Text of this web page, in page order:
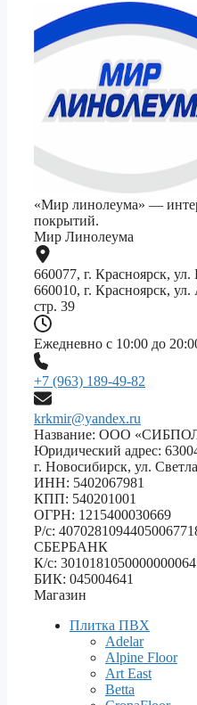
«Мир линолеума» —
покрытий.
Мир Линолеума
660077, г. Красноярск, ул.
660010, г. Красноярск,
стр. 39
Ежедневно с 10:00 до
+7 (963) 189-49-82
krkmir@yandex.ru
Название: ООО
Юридический адрес:
г. Новосибирск, ул.
ИНН: 5402067981
КПП: 540201001
ОГРН: 1215400030669
Р/с:
СБЕРБАНК
К/с:
БИК: 045004641
Магазин
Плитка ПВХ
Adelar
Alpine Floor
Art East
Betta